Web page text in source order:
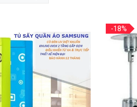
-18%